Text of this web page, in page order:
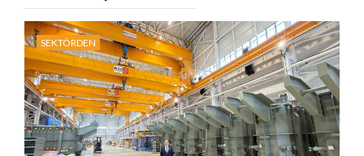
SEKTÖRDEN